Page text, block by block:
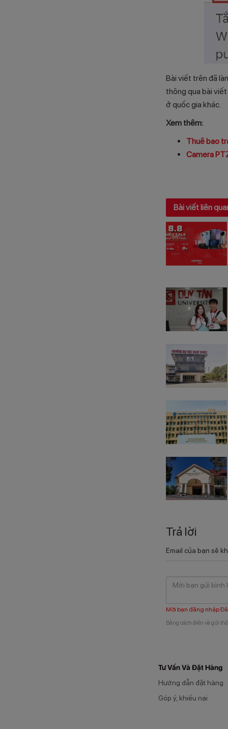
Bài viết trên đã
thông qua bài
ở quốc gia khác.
Xem thêm:
Thuê bao
Camera
Bài viết liên
Trả lời
Email của bạn sẽ
Mời bạn đăng nhập
Bằng cách điền và gửi
Tư Vấn Và Đặt Hàng
Hướng dẫn đặt hàng
Góp ý, khiếu nại